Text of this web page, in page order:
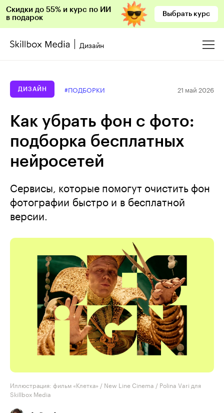
Скидки до 55% и курс по ИИ
в подарок
Выбрать курс
Дизайн
ДИЗАЙН #ПОДБОРКИ 21 май 2026
Как убрать фон с фото:
подборка бесплатных
нейросетей
Сервисы, которые помогут очистить фон
фотографии быстро и в бесплатной
версии.
Иллюстрация: фильм «Клетка» / New Line Cinema / Polina Vari для
Skillbox Media